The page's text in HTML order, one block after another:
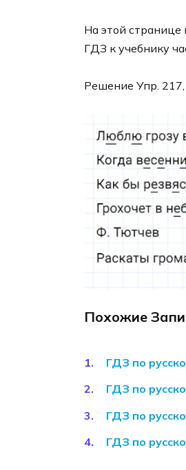
На этой
ГДЗ к учебнику
Решение Упр. 217,
Похожие
ГДЗ по
ГДЗ по
ГДЗ по
ГДЗ по